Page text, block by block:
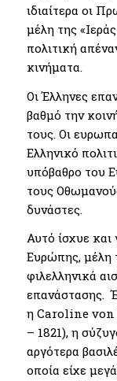
ιδιαίτερα οι
μέλη της
πολιτική
κινήματα.
Οι Έλληνες
βαθμό την
τους. Οι
Ελληνικό
υπόβαθρο του
τους
δυνάστες.
Αυτό ίσχυε και
Ευρώπης, μέλη
φιλελληνικά
επανάστασης.
η Caroline
– 1821), η
αργότερα
οποία είχε